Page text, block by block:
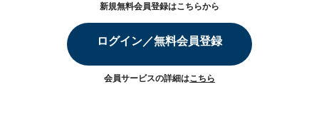
新規無料会員登録はこちらから
ログイン／無料会員登録
会員サービスの詳細はこちら